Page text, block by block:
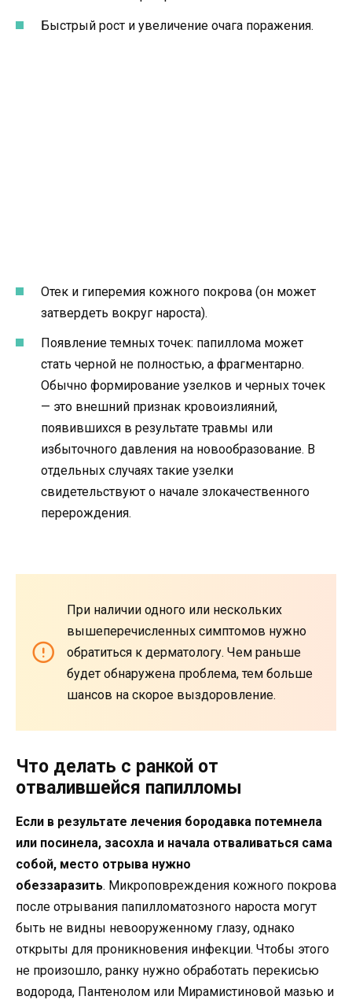
Быстрый рост и увеличение очага поражения.
Отек и гиперемия кожного покрова (он может
затвердеть вокруг нароста).
Появление темных точек: папиллома может
стать черной не полностью, а фрагментарно.
Обычно формирование узелков и черных точек
— это внешний признак кровоизлияний,
появившихся в результате травмы или
избыточного давления на новообразование. В
отдельных случаях такие узелки
свидетельствуют о начале злокачественного
перерождения.
При наличии одного или нескольких
вышеперечисленных симптомов нужно
обратиться к дерматологу. Чем раньше
будет обнаружена проблема, тем больше
шансов на скорое выздоровление.
Что делать с ранкой от
отвалившейся папилломы
Если в результате лечения бородавка потемнела
или посинела, засохла и начала отваливаться сама
собой, место отрыва нужно
обеззаразить. Микроповреждения кожного покрова
после отрывания папилломатозного нароста могут
быть не видны невооруженному глазу, однако
открыты для проникновения инфекции. Чтобы этого
не произошло, ранку нужно обработать перекисью
водорода, Пантенолом или Мирамистиновой мазью и